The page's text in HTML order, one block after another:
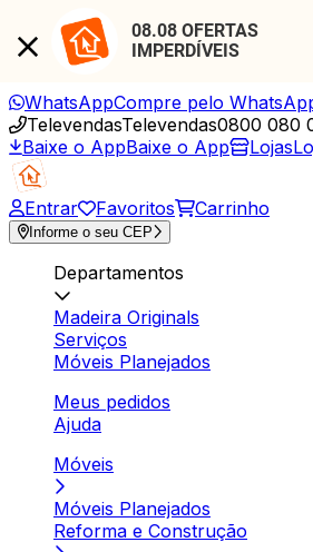
08.08 OFERTAS
IMPERDÍVEIS
WhatsAppCompre pelo
TelevendasTelevendas0800 080
Baixe o AppBaixe o App Lojas
Entrar Favoritos Carrinho
Informe o seu CEP
Departamentos
Madeira Originals
Serviços
Móveis Planejados
Meus pedidos
Ajuda
Móveis
Móveis Planejados
Reforma e Construção